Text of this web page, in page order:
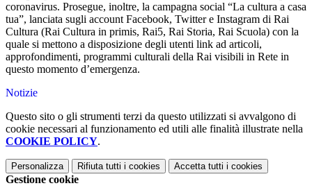
coronavirus. Prosegue, inoltre, la campagna social “La cultura a casa
tua”, lanciata sugli account Facebook, Twitter e Instagram di Rai
Cultura (Rai Cultura in primis, Rai5, Rai Storia, Rai Scuola) con la
quale si mettono a disposizione degli utenti link ad articoli,
approfondimenti, programmi culturali della Rai visibili in Rete in
questo momento d’emergenza.
Notizie
Questo sito o gli strumenti terzi da questo utilizzati si avvalgono di
cookie necessari al funzionamento ed utili alle finalità illustrate nella
COOKIE POLICY.
Personalizza Rifiuta tutti i cookies Accetta tutti i cookies
Gestione cookie